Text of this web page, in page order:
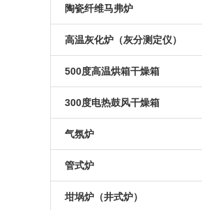
箱式马弗炉
节能马弗炉
工业马弗炉
一体马弗炉
实验室马弗炉
可编程马弗炉
硅碳棒马弗炉
智能高温炉
工业高温炉
箱式高温炉
高温实验炉
高温加热炉
高温煅烧炉
硅碳棒高温炉
高温箱式炉
智能箱式炉
箱式沾火炉
高温箱式电阻炉
中温箱式电阻炉
工业箱式电阻炉
高温保温箱式炉
陶瓷纤维马弗炉
氧化锆烧结炉
陶瓷纤维箱式炉
陶瓷纤维高温炉
陶瓷纤维箱式电阻炉
陶瓷纤维高温电阻炉
1000度陶瓷纤维马弗炉
高温灰化炉（灰分测定仪）
高温灰化炉
灰分测定仪
煤炭灰分测定仪
塑料灰分测定仪
石油灰分测定仪
500度高温烘箱干燥箱
500度高温烘箱
300度电热鼓风干燥箱
烘箱
鼓风干燥箱
恒温干燥箱
气氛炉
高温气氛炉
箱式气氛炉
管式炉
高温管式炉
坩埚炉（井式炉）